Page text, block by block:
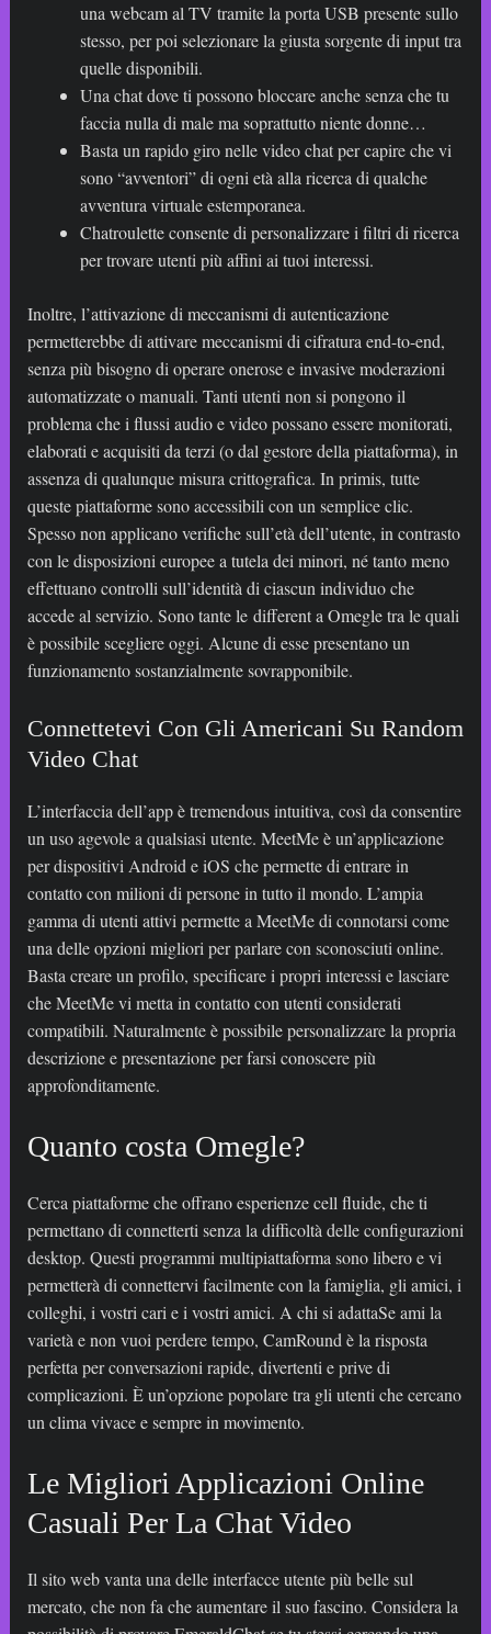
una webcam al TV tramite la porta USB presente sullo
stesso, per poi selezionare la giusta sorgente di input tra
quelle disponibili.
Una chat dove ti possono bloccare anche senza che tu
faccia nulla di male ma soprattutto niente donne…
Basta un rapido giro nelle video chat per capire che vi
sono “avventori” di ogni età alla ricerca di qualche
avventura virtuale estemporanea.
Chatroulette consente di personalizzare i filtri di ricerca
per trovare utenti più affini ai tuoi interessi.
Inoltre, l’attivazione di meccanismi di autenticazione
permetterebbe di attivare meccanismi di cifratura end-to-end,
senza più bisogno di operare onerose e invasive moderazioni
automatizzate o manuali. Tanti utenti non si pongono il
problema che i flussi audio e video possano essere monitorati,
elaborati e acquisiti da terzi (o dal gestore della piattaforma), in
assenza di qualunque misura crittografica. In primis, tutte
queste piattaforme sono accessibili con un semplice clic.
Spesso non applicano verifiche sull’età dell’utente, in contrasto
con le disposizioni europee a tutela dei minori, né tanto meno
effettuano controlli sull’identità di ciascun individuo che
accede al servizio. Sono tante le different a Omegle tra le quali
è possibile scegliere oggi. Alcune di esse presentano un
funzionamento sostanzialmente sovrapponibile.
Connettetevi Con Gli Americani Su Random
Video Chat
L’interfaccia dell’app è tremendous intuitiva, così da consentire
un uso agevole a qualsiasi utente. MeetMe è un’applicazione
per dispositivi Android e iOS che permette di entrare in
contatto con milioni di persone in tutto il mondo. L’ampia
gamma di utenti attivi permette a MeetMe di connotarsi come
una delle opzioni migliori per parlare con sconosciuti online.
Basta creare un profilo, specificare i propri interessi e lasciare
che MeetMe vi metta in contatto con utenti considerati
compatibili. Naturalmente è possibile personalizzare la propria
descrizione e presentazione per farsi conoscere più
approfonditamente.
Quanto costa Omegle?
Cerca piattaforme che offrano esperienze cell fluide, che ti
permettano di connetterti senza la difficoltà delle configurazioni
desktop. Questi programmi multipiattaforma sono libero e vi
permetterà di connettervi facilmente con la famiglia, gli amici, i
colleghi, i vostri cari e i vostri amici. A chi si adattaSe ami la
varietà e non vuoi perdere tempo, CamRound è la risposta
perfetta per conversazioni rapide, divertenti e prive di
complicazioni. È un’opzione popolare tra gli utenti che cercano
un clima vivace e sempre in movimento.
Le Migliori Applicazioni Online
Casuali Per La Chat Video
Il sito web vanta una delle interfacce utente più belle sul
mercato, che non fa che aumentare il suo fascino. Considera la